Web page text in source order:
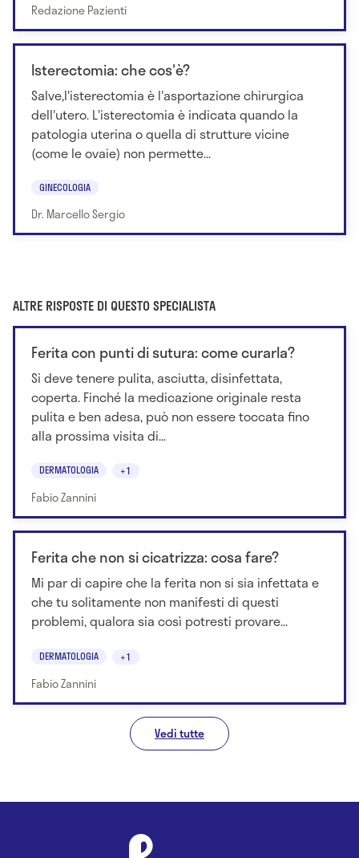
Redazione Pazienti
Isterectomia: che cos'è?
Salve,l'isterectomia è l'asportazione chirurgica
dell'utero. L'isterectomia è indicata quando la
patologia uterina o quella di strutture vicine
(come le ovaie) non permette...
GINECOLOGIA
Dr. Marcello Sergio
ALTRE RISPOSTE DI QUESTO SPECIALISTA
Ferita con punti di sutura: come curarla?
Si deve tenere pulita, asciutta, disinfettata,
coperta. Finché la medicazione originale resta
pulita e ben adesa, può non essere toccata fino
alla prossima visita di...
DERMATOLOGIA +1
Fabio Zannini
Ferita che non si cicatrizza: cosa fare?
Mi par di capire che la ferita non si sia infettata e
che tu solitamente non manifesti di questi
problemi, qualora sia così potresti provare...
DERMATOLOGIA +1
Fabio Zannini
Vedi tutte